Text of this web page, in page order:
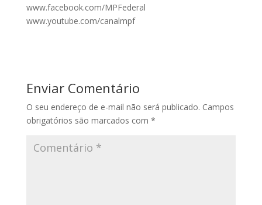
www.facebook.com/MPFederal
www.youtube.com/canalmpf
Enviar Comentário
O seu endereço de e-mail não será publicado. Campos
obrigatórios são marcados com *